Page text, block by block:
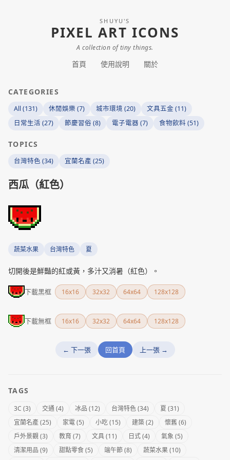
SHUYU'S
PIXEL ART ICONS
A collection of tiny things.
首頁 使用說明 關於
CATEGORIES
All (131) 休閒娛樂 (7) 城市環境 (20)
文具五金 (11)
日常生活 (27)
節慶習俗 (8) 電子電器 (7) 食物飲料 (51)
TOPICS
台灣特色 (34) 宜蘭名產 (25)
西瓜（紅色）
蔬菜水果 台灣特色 夏
切開後是鮮豔的紅或黃，多汁又消暑（紅色）。
下載黑框 16x16 32x32 64x64 128x128
下載無框 16x16 32x32 64x64 128x128
← 下一張 回首頁 上一張 →
TAGS
3C (3) 交通 (4) 冰品 (12) 台灣特色 (34)
夏 (31)
宜蘭名產 (25)
家電 (5) 小吃 (15) 建築 (2)
懷舊 (6)
戶外景觀 (3)
教育 (7) 文具 (11) 日式 (4)
氣象 (5)
清潔用品 (9)
甜點零食 (5) 端午節 (8)
蔬菜水果 (10)